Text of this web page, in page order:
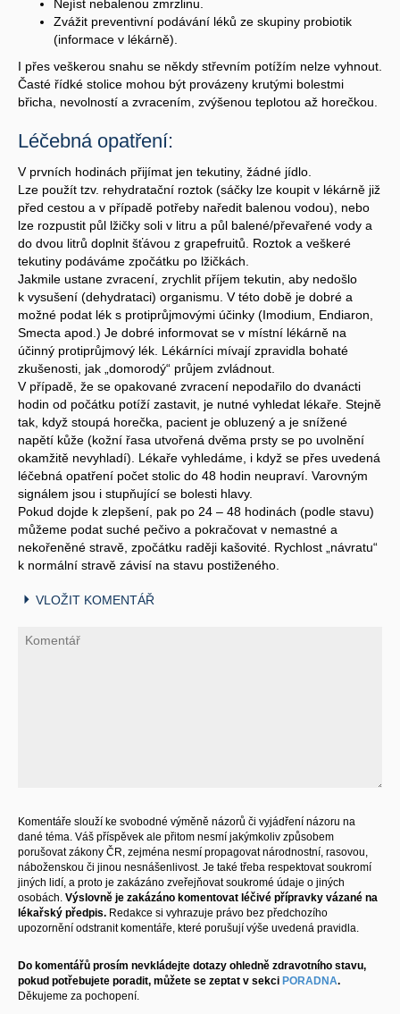
Nejíst nebalenou zmrzlinu.
Zvážit preventivní podávání léků ze skupiny probiotik
(informace v lékárně).
I přes veškerou snahu se někdy střevním potížím nelze vyhnout.
Časté řídké stolice mohou být provázeny krutými bolestmi
břicha, nevolností a zvracením, zvýšenou teplotou až horečkou.
Léčebná opatření:
V prvních hodinách přijímat jen tekutiny, žádné jídlo.
Lze použít tzv. rehydratační roztok (sáčky lze koupit v lékárně již
před cestou a v případě potřeby naředit balenou vodou), nebo
lze rozpustit půl lžičky soli v litru a půl balené/převařené vody a
do dvou litrů doplnit šťávou z grapefruitů. Roztok a veškeré
tekutiny podáváme zpočátku po lžičkách.
Jakmile ustane zvracení, zrychlit příjem tekutin, aby nedošlo
k vysušení (dehydrataci) organismu. V této době je dobré a
možné podat lék s protiprůjmovými účinky (Imodium, Endiaron,
Smecta apod.) Je dobré informovat se v místní lékárně na
účinný protiprůjmový lék. Lékárníci mívají zpravidla bohaté
zkušenosti, jak „domorodý“ průjem zvládnout.
V případě, že se opakované zvracení nepodařilo do dvanácti
hodin od počátku potíží zastavit, je nutné vyhledat lékaře. Stejně
tak, když stoupá horečka, pacient je obluzený a je snížené
napětí kůže (kožní řasa utvořená dvěma prsty se po uvolnění
okamžitě nevyhladí). Lékaře vyhledáme, i když se přes uvedená
léčebná opatření počet stolic do 48 hodin neupraví. Varovným
signálem jsou i stupňující se bolesti hlavy.
Pokud dojde k zlepšení, pak po 24 – 48 hodinách (podle stavu)
můžeme podat suché pečivo a pokračovat v nemastné a
nekořeněné stravě, zpočátku raději kašovité. Rychlost „návratu“
k normální stravě závisí na stavu postiženého.
VLOŽIT KOMENTÁŘ
Komentáře slouží ke svobodné výměně názorů či vyjádření názoru na
dané téma. Váš příspěvek ale přitom nesmí jakýmkoliv způsobem
porušovat zákony ČR, zejména nesmí propagovat národnostní, rasovou,
náboženskou či jinou nesnášenlivost. Je také třeba respektovat soukromí
jiných lidí, a proto je zakázáno zveřejňovat soukromé údaje o jiných
osobách. Výslovně je zakázáno komentovat léčivé přípravky vázané na
lékařský předpis. Redakce si vyhrazuje právo bez předchozího
upozornění odstranit komentáře, které porušují výše uvedená pravidla.
Do komentářů prosím nevkládejte dotazy ohledně zdravotního stavu,
pokud potřebujete poradit, můžete se zeptat v sekci PORADNA.
Děkujeme za pochopení.